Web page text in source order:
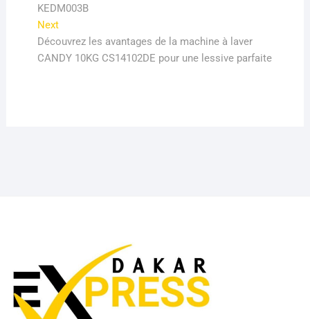
KEDM003B
NextNext
post:
Découvrez les avantages de la machine à laver
CANDY 10KG CS14102DE pour une lessive parfaite